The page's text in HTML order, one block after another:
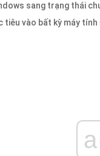
sang trạng thái
vào bất kỳ máy